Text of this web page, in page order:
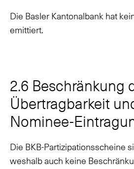
Die Basler Kantonalbank hat
emittiert.
2.6 Beschränkung
Übertragbarkeit
Nominee-
Die BKB-Partizipationsscheine
weshalb auch keine